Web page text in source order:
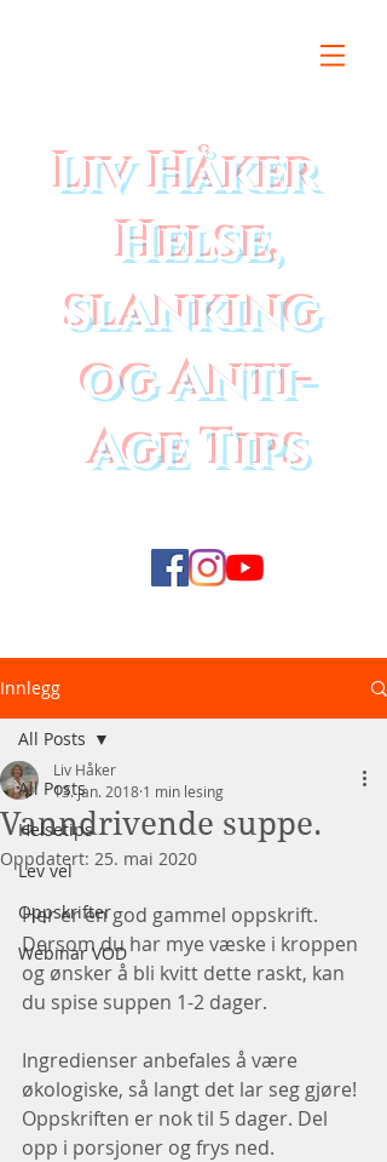
Liv Håker
Helse,
slanking
og Anti-
Age Tips
Helsediett
Innlegg
All Posts
Helsetips
Lev vel
Oppskrifter
Webinar VOD
All Posts
Vanndrivende suppe.
Liv Håker
13. jan. 2018 1 min lesing
Oppdatert: 25. mai 2020
Her er en god gammel oppskrift.
Dersom du har mye væske i kroppen
og ønsker å bli kvitt dette raskt, kan
du spise suppen 1-2 dager.
Ingredienser anbefales å være
økologiske, så langt det lar seg gjøre!
Oppskriften er nok til 5 dager. Del
opp i porsjoner og frys ned.